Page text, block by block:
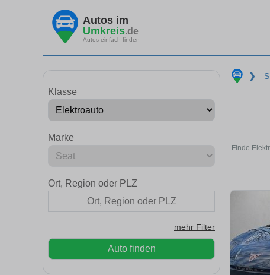
Autos im
Umkreis.de
Autos einfach finden
Klasse
Marke
Ort, Region oder PLZ
mehr Filter
Auto finden
❯
Finde